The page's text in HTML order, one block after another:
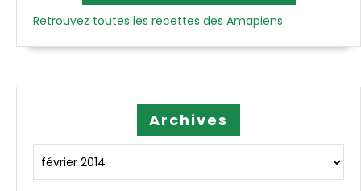
Retrouvez toutes les recettes des Amapiens
Archives